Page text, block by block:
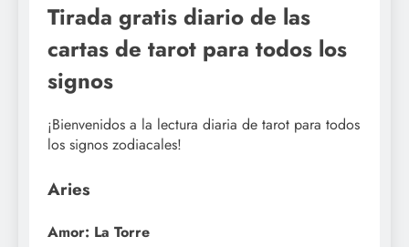
Tirada gratis diario de las
cartas de tarot para todos los
signos
¡Bienvenidos a la lectura diaria de tarot para todos
los signos zodiacales!
Aries
Amor: La Torre